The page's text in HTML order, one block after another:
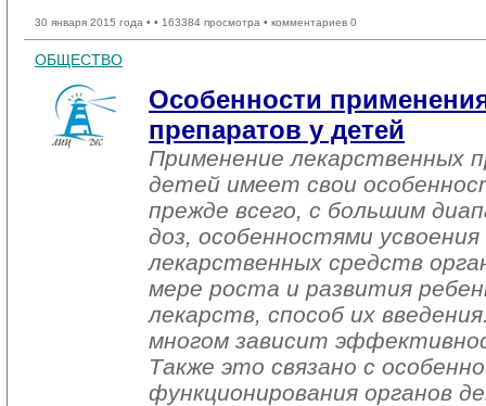
30 января 2015 года • • 163384 просмотра • комментариев 0
ОБЩЕСТВО
Особенности
препаратов у детей
Применение лекарственных
детей имеет свои
прежде всего, с большим
доз, особенностями
лекарственных средств
мере роста и развития
лекарств, способ их
многом зависит
Также это связано с
функционирования органов